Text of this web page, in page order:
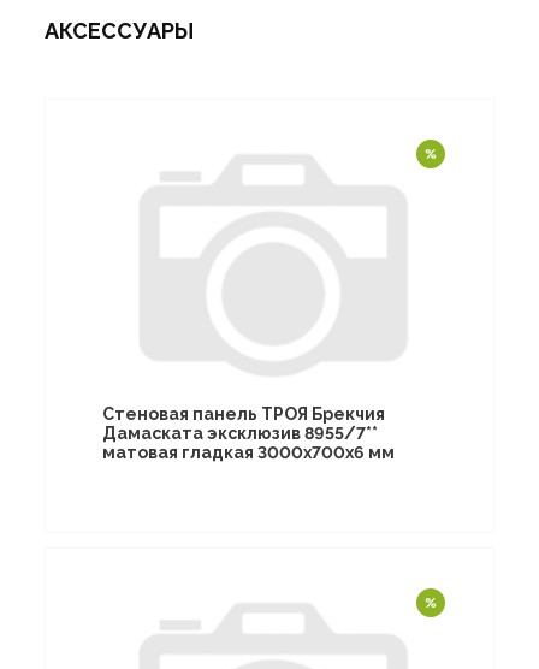
АКСЕССУАРЫ
Стеновая панель ТРОЯ Брекчия
Дамаската эксклюзив 8955/7**
матовая гладкая 3000х700х6 мм